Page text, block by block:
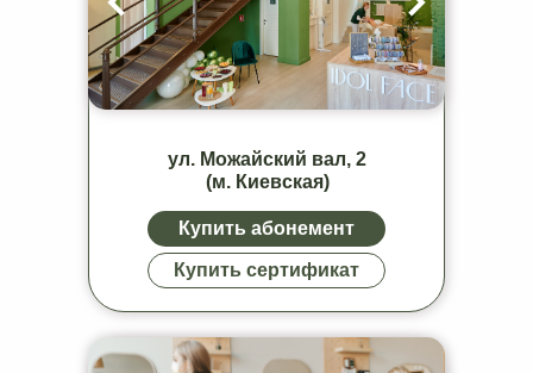
ул. Можайский вал, 2
(м. Киевская)
Купить абонемент
Купить сертификат